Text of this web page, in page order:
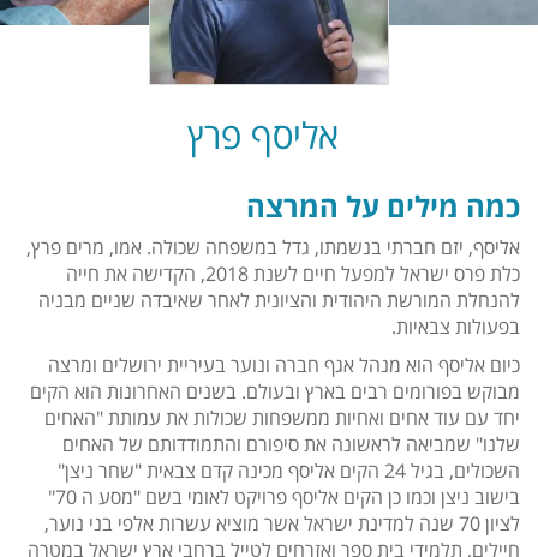
אליסף פרץ
כמה מילים על המרצה
אליסף, יזם חברתי בנשמתו, גדל במשפחה שכולה. אמו, מרים פרץ,
כלת פרס ישראל למפעל חיים לשנת 2018, הקדישה את חייה
להנחלת המורשת היהודית והציונית לאחר שאיבדה שניים מבניה
בפעולות צבאיות.
כיום אליסף הוא מנהל אגף חברה ונוער בעיריית ירושלים ומרצה
מבוקש בפורומים רבים בארץ ובעולם. בשנים האחרונות הוא הקים
יחד עם עוד אחים ואחיות ממשפחות שכולות את עמותת "האחים
שלנו" שמביאה לראשונה את סיפורם והתמודדותם של האחים
השכולים, בגיל 24 הקים אליסף מכינה קדם צבאית "שחר ניצן"
בישוב ניצן וכמו כן הקים אליסף פרויקט לאומי בשם "מסע ה 70"
לציון 70 שנה למדינת ישראל אשר מוציא עשרות אלפי בני נוער,
חיילים, תלמידי בית ספר ואזרחים לטייל ברחבי ארץ ישראל במטרה